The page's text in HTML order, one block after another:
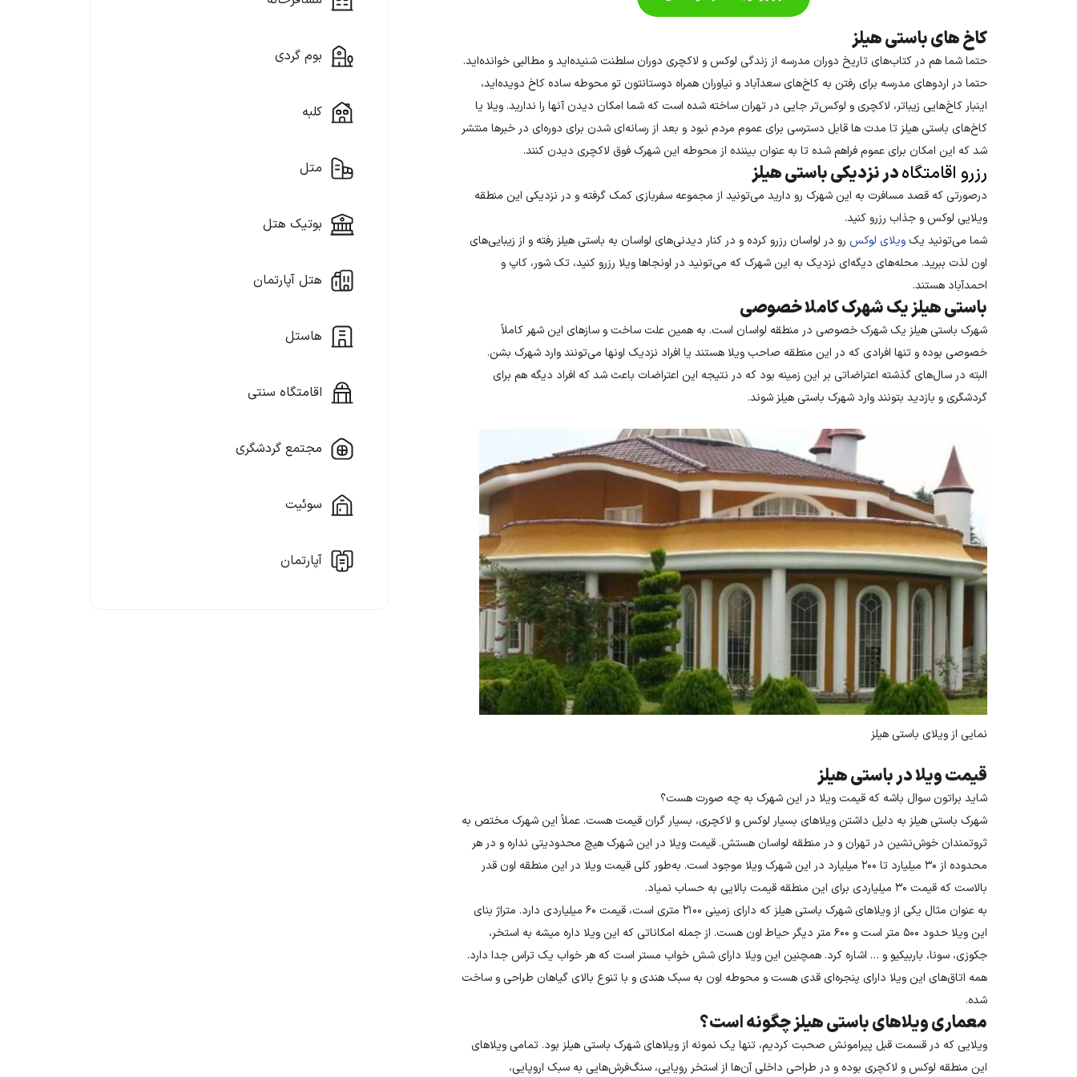
کاخ های باستی هیلز
حتما شما هم در کتاب‌های تاریخ دوران مدرسه از زندگی لوکس و لاکچری دوران سلطنت شنیده‌اید و مطالبی خوانده‌اید.
حتما در اردوهای مدرسه برای رفتن به کاخ‌های سعدآباد و نیاوران همراه دوستانتون تو محوطه ساده کاخ دویده‌اید،
اینبار کاخ‌هایی زیباتر، لاکچری و لوکس‌تر جایی در تهران ساخته شده است که شما امکان دیدن آنها را ندارید. ویلا یا
کاخ‌های باستی هیلز تا مدت ها قابل دسترسی برای عموم مردم نبود و بعد از رسانه‌ای شدن برای دوره‌ای در خبرها منتشر
شد که این امکان برای عموم فراهم شده تا به عنوان بیننده از محوطه این شهرک فوق لاکچری دیدن کنند.
رزرو اقامتگاهدر نزدیکی باستی هیلز
درصورتی‌ که قصد مسافرت به این شهرک رو دارید می‌تونید از مجموعه سفربازی کمک گرفته و در نزدیکی این منطقه
ویلایی لوکس و جذاب رزرو کنید.
شما می‌تونید یک ویلای لوکس رو در لواسان رزرو کرده و در کنار دیدنی‌های لواسان به باستی هیلز رفته و از زیبایی‌های
اون لذت ببرید. محله‌‌های دیگه‌ای نزدیک به این شهرک که می‌تونید در اونجاها ویلا رزرو کنید، تک شور، کاپ و
احمدآباد هستند.
باستی هیلز یک شهرک کاملا خصوصی
شهرک باستی هیلز یک شهرک خصوصی در منطقه لواسان است. به همین علت ساخت ‌و سازهای این شهر کاملاً
خصوصی بوده و تنها افرادی که در این منطقه صاحب ویلا هستند یا افراد نزدیک اونها می‌تونند وارد شهرک بشن.
البته در سال‌های گذشته اعتراضاتی بر این زمینه بود که در نتیجه این اعتراضات باعث شد که افراد دیگه هم برای
گردشگری و بازدید بتونند وارد شهرک باستی هیلز شوند.
نمایی از ویلای باستی هیلز
قیمت ویلا در باستی هیلز
شاید براتون سوال باشه که قیمت ویلا در این شهرک به چه صورت هست؟
شهرک باستی هیلز به دلیل داشتن ویلاهای بسیار لوکس و لاکچری، بسیار گران قیمت هست. عملاً این شهرک مختص به
ثروتمندان خوش‌نشین در تهران و در منطقه لواسان هستش. قیمت ویلا در این شهرک هیچ محدودیتی نداره و در هر
محدوده از ۳۰ میلیارد تا ۲۰۰ میلیارد در این شهرک ویلا موجود است. به‌طور کلی قیمت ویلا در این منطقه اون ‌قدر
بالاست که قیمت ۳۰ میلیاردی برای این منطقه قیمت بالایی به حساب نمیاد.
به‌ عنوان مثال یکی از ویلاهای شهرک باستی هیلز که دارای زمینی ۲۱۰۰ متری است، قیمت ۶۰ میلیاردی دارد. متراژ بنای
این ویلا حدود ۵۰۰ متر است و ۶۰۰ متر دیگر حیاط اون هست. از جمله امکاناتی که این ویلا داره میشه به استخر،
جکوزی، سونا، باربیکیو و … اشاره کرد. همچنین این ویلا دارای شش خواب مستر است که هر خواب یک تراس جدا دارد.
همه اتاق‌های این ویلا دارای پنجره‌ای قدی هست و محوطه اون به سبک هندی و با تنوع بالای گیاهان طراحی و ساخت
شده‌.
معماری ویلاهای باستی هیلز چگونه است؟
ویلایی که در قسمت قبل پیرامونش صحبت کردیم، تنها یک نمونه از ویلاهای شهرک باستی هیلز بود. تمامی ویلاهای
این منطقه لوکس و لاکچری بوده و در طراحی داخلی آن‌ها از استخر رویایی، سنگ‌فرش‌هایی به سبک اروپایی،
بوم گردی
کلبه
متل
بوتیک هتل
هتل آپارتمان
هاستل
اقامتگاه سنتی
مجتمع گردشگری
سوئیت
آپارتمان